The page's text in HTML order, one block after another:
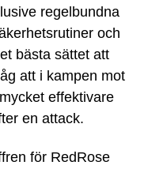
regelbundna
och
bästa sättet att
att i kampen mot
effektivare
en attack.
för RedRose